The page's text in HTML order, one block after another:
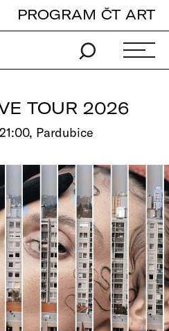
PROGRAM ČT ART
TOUR 2026
Pardubice